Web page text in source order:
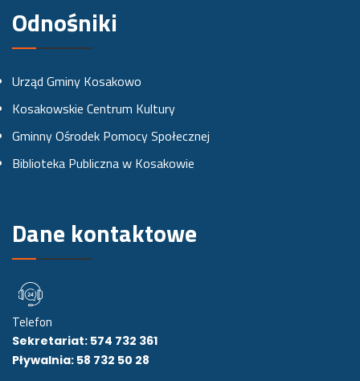
b
o
k
u
a
r
a
m
i
t
u
e
Odnośniki
Urząd Gminy Kosakowo
Kosakowskie Centrum Kultury
Gminny Ośrodek Pomocy Społecznej
Biblioteka Publiczna w Kosakowie
Dane kontaktowe
Telefon
Sekretariat: 574 732 361
Pływalnia: 58 732 50 28